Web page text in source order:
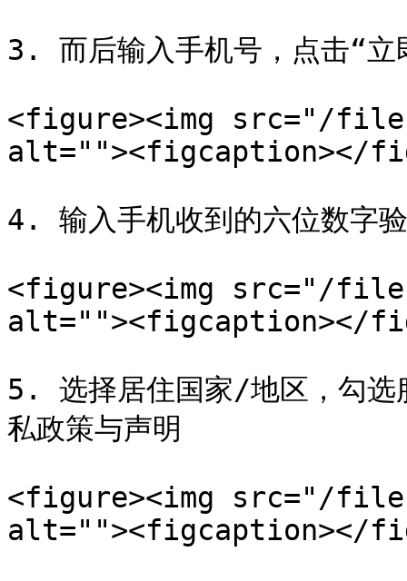
3. 而后输入手机号，点击“立
<figure><img src="/
alt=""><figcaption></
4. 输入手机收到的六位数字
<figure><img src="/
alt=""><figcaption></
5. 选择居住国家/地区，勾选
私政策与声明
<figure><img src="/
alt=""><figcaption></